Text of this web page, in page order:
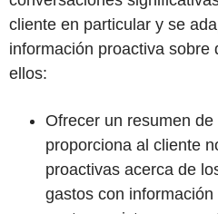
cliente en particular y se
información proactiva sobre
ellos:
Ofrecer un resumen
proporciona al cliente
proactivas acerca de
gastos con